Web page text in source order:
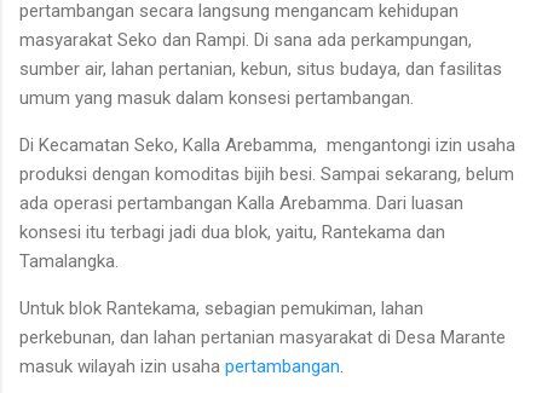
pertambangan secara langsung mengancam kehidupan
masyarakat Seko dan Rampi. Di sana ada perkampungan,
sumber air, lahan pertanian, kebun, situs budaya, dan fasilitas
umum yang masuk dalam konsesi pertambangan.
Di Kecamatan Seko, Kalla Arebamma, mengantongi izin usaha
produksi dengan komoditas bijih besi. Sampai sekarang, belum
ada operasi pertambangan Kalla Arebamma. Dari luasan
konsesi itu terbagi jadi dua blok, yaitu, Rantekama dan
Tamalangka.
Untuk blok Rantekama, sebagian pemukiman, lahan
perkebunan, dan lahan pertanian masyarakat di Desa Marante
masuk wilayah izin usaha pertambangan.